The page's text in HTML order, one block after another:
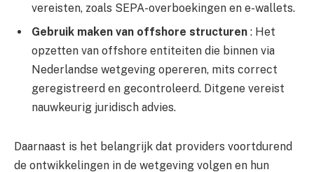
vereisten, zoals SEPA-overboekingen en e-wallets.
Gebruik maken van offshore structuren : Het
opzetten van offshore entiteiten die binnen via
Nederlandse wetgeving opereren, mits correct
geregistreerd en gecontroleerd. Ditgene vereist
nauwkeurig juridisch advies.
Daarnaast is het belangrijk dat providers voortdurend
de ontwikkelingen in de wetgeving volgen en hun